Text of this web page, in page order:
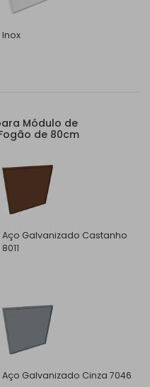
Inox
Módulo de
de 80cm
Aço Galvanizado Castanho
8011
Aço Galvanizado Cinza 7046